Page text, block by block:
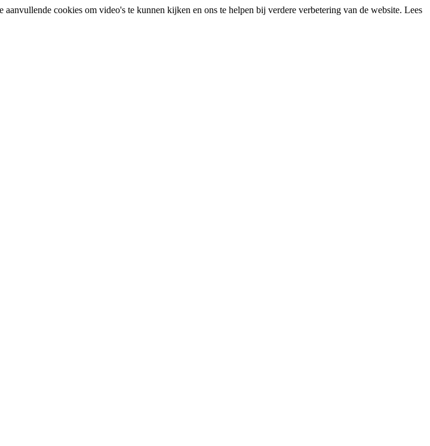
cookies om video's te kunnen kijken en ons te helpen bij verdere verbetering van de website. Lees